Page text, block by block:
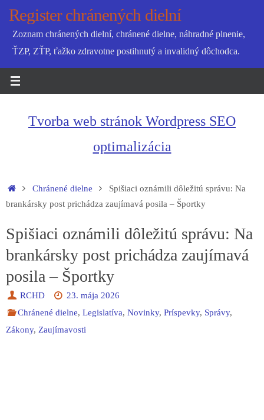
SkipRegister chránených dielní
Zoznam chránených dielní, chránené dielne, náhradné plnenie,
ŤZP, ZŤP, ťažko zdravotne postihnutý a invalidný dôchodca.
Tvorba web stránok Wordpress SEO
optimalizácia
HomeChránené dielne
Spišiaci oznámili dôležitú správu: Na
brankársky post prichádza zaujímavá posila – Športky
Spišiaci oznámili dôležitú správu: Na
brankársky post prichádza zaujímavá
posila – Športky
RCHD
23. mája 2026
Chránené dielne,Legislatíva,Novinky,Príspevky, Správy,
Zákony, Zaujímavosti